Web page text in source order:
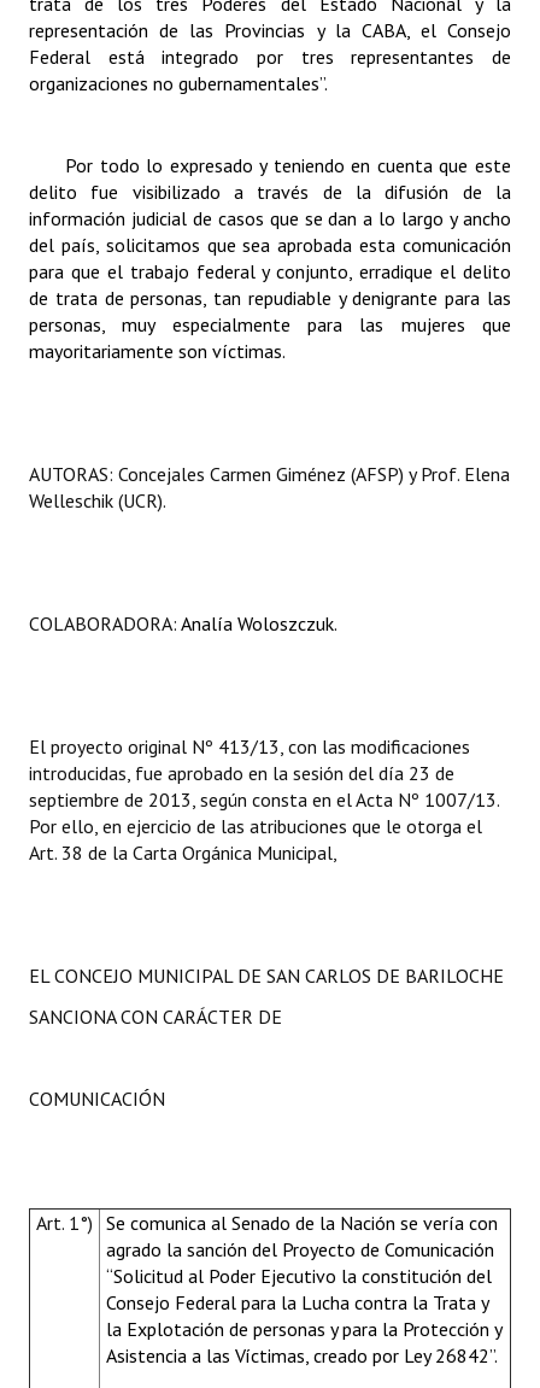
representación de las Provincias y la CABA, el Consejo
Federal está integrado por tres representantes de
organizaciones no gubernamentales”.
Por todo lo expresado y teniendo en cuenta que este
delito fue visibilizado a través de la difusión de la
información judicial de casos que se dan a lo largo y ancho
del país, solicitamos que sea aprobada esta comunicación
para que el trabajo federal y conjunto, erradique el delito
de trata de personas, tan repudiable y denigrante para las
personas, muy especialmente para las mujeres que
mayoritariamente son víctimas.
AUTORAS: Concejales Carmen Giménez (AFSP) y Prof. Elena
Welleschik (UCR).
COLABORADORA: Analía Woloszczuk.
El proyecto original Nº 413/13, con las modificaciones
introducidas, fue aprobado en la sesión del día 23 de
septiembre de 2013, según consta en el Acta Nº 1007/13.
Por ello, en ejercicio de las atribuciones que le otorga el
Art. 38 de la Carta Orgánica Municipal,
EL CONCEJO MUNICIPAL DE SAN CARLOS DE BARILOCHE
SANCIONA CON CARÁCTER DE
COMUNICACIÓN
Art. 1°) Se comunica al Senado de la Nación se vería con
agrado la sanción del Proyecto de Comunicación
“Solicitud al Poder Ejecutivo la constitución del
Consejo Federal para la Lucha contra la Trata y
la Explotación de personas y para la Protección y
Asistencia a las Víctimas, creado por Ley 26842”.